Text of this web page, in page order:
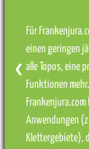
Für
einen geringen
alle Topos, eine
Funktionen
Anwendungen
Klettergebiete),
❮